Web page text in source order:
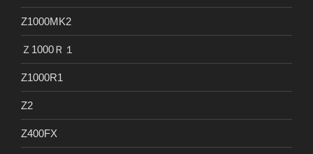
Z1000MK2
Ｚ1000Ｒ１
Z1000R1
Z2
Z400FX